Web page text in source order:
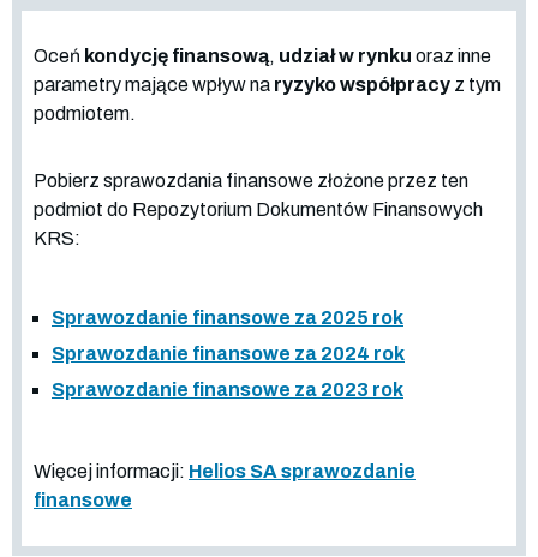
Oceń kondycję finansową, udział w rynku oraz inne
parametry mające wpływ na ryzyko współpracy z tym
podmiotem.
Pobierz sprawozdania finansowe złożone przez ten
podmiot do Repozytorium Dokumentów Finansowych
KRS:
Sprawozdanie finansowe za 2025 rok
Sprawozdanie finansowe za 2024 rok
Sprawozdanie finansowe za 2023 rok
Więcej informacji: Helios SA sprawozdanie
finansowe